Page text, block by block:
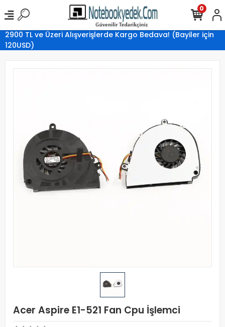
2900 TL ve Üzeri Alışverişlerde Kargo Bedava! (Bayiler için
120USD)
0
Acer Aspire E1-521 Fan Cpu İşlemci